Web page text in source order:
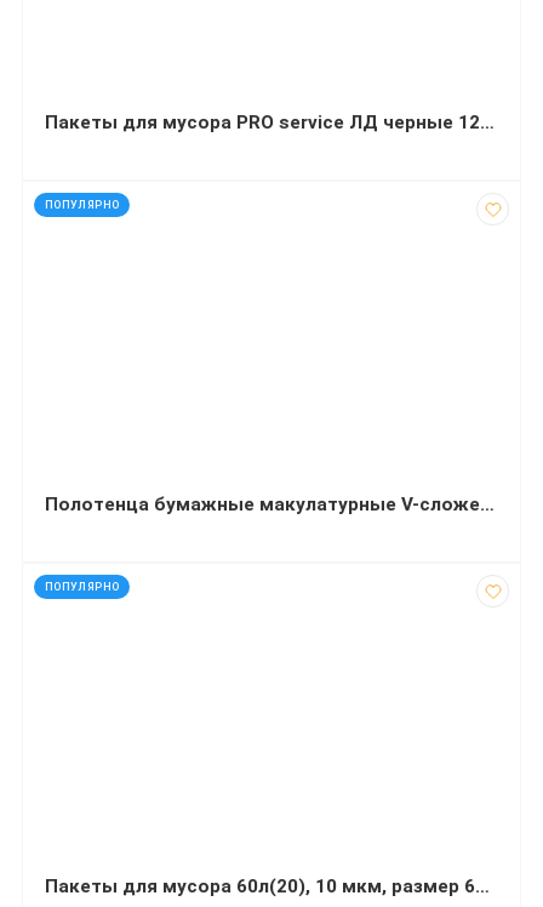
Пакеты для мусора PRO service ЛД черные 120 л 20 штук 70х109 сантиметров
ПОПУЛЯРНО
код: 12900
Полотенца бумажные макулатурные V-сложения 23х24 см 150 штук серые Эконом
ПОПУЛЯРНО
код: 20735
Пакеты для мусора 60л(20), 10 мкм, размер 600*700 черные